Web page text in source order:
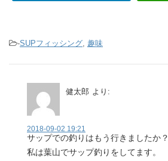
-SUPフィッシング, 趣味
健太郎 より:
2018-09-02 19:21
サップでの釣りはもう行きましたか？
私は葉山でサップ釣りをしてます。